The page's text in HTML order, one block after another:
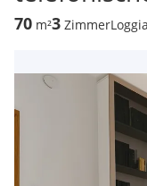
70 m²3 ZimmerLoggia